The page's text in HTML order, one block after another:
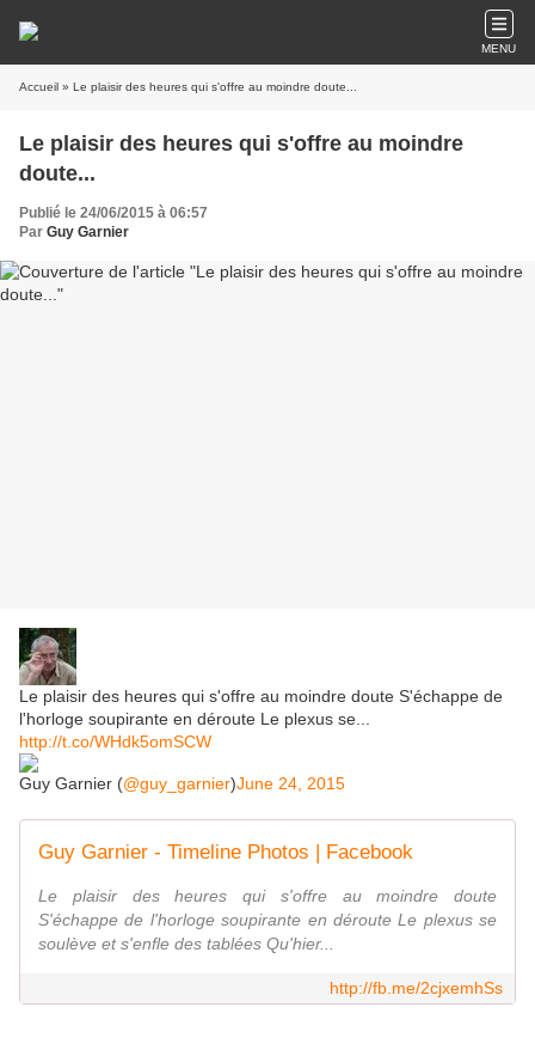
MENU
Accueil » Le plaisir des heures qui s'offre au moindre doute...
Le plaisir des heures qui s'offre au moindre
doute...
Publié le 24/06/2015 à 06:57
Par Guy Garnier
Le plaisir des heures qui s'offre au moindre doute S'échappe de
l'horloge soupirante en déroute Le plexus se...
http://t.co/WHdk5omSCW
Guy Garnier (@guy_garnier)June 24, 2015
Guy Garnier - Timeline Photos | Facebook
Le plaisir des heures qui s'offre au moindre doute
S'échappe de l'horloge soupirante en déroute Le plexus se
soulève et s'enfle des tablées Qu'hier...
http://fb.me/2cjxemhSs